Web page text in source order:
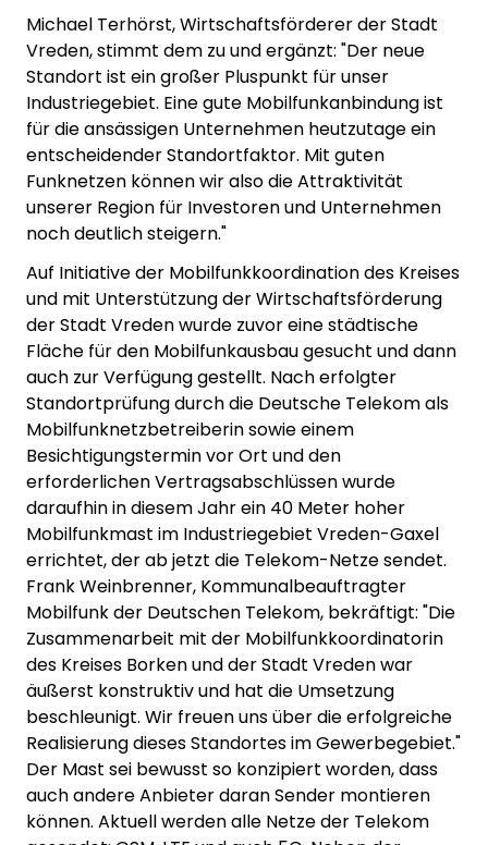
Michael Terhörst, Wirtschaftsförderer der Stadt
Vreden, stimmt dem zu und ergänzt: "Der neue
Standort ist ein großer Pluspunkt für unser
Industriegebiet. Eine gute Mobilfunkanbindung ist
für die ansässigen Unternehmen heutzutage ein
entscheidender Standortfaktor. Mit guten
Funknetzen können wir also die Attraktivität
unserer Region für Investoren und Unternehmen
noch deutlich steigern."
Auf Initiative der Mobilfunkkoordination des Kreises
und mit Unterstützung der Wirtschaftsförderung
der Stadt Vreden wurde zuvor eine städtische
Fläche für den Mobilfunkausbau gesucht und dann
auch zur Verfügung gestellt. Nach erfolgter
Standortprüfung durch die Deutsche Telekom als
Mobilfunknetzbetreiberin sowie einem
Besichtigungstermin vor Ort und den
erforderlichen Vertragsabschlüssen wurde
daraufhin in diesem Jahr ein 40 Meter hoher
Mobilfunkmast im Industriegebiet Vreden-Gaxel
errichtet, der ab jetzt die Telekom-Netze sendet.
Frank Weinbrenner, Kommunalbeauftragter
Mobilfunk der Deutschen Telekom, bekräftigt: "Die
Zusammenarbeit mit der Mobilfunkkoordinatorin
des Kreises Borken und der Stadt Vreden war
äußerst konstruktiv und hat die Umsetzung
beschleunigt. Wir freuen uns über die erfolgreiche
Realisierung dieses Standortes im Gewerbegebiet."
Der Mast sei bewusst so konzipiert worden, dass
auch andere Anbieter daran Sender montieren
können. Aktuell werden alle Netze der Telekom